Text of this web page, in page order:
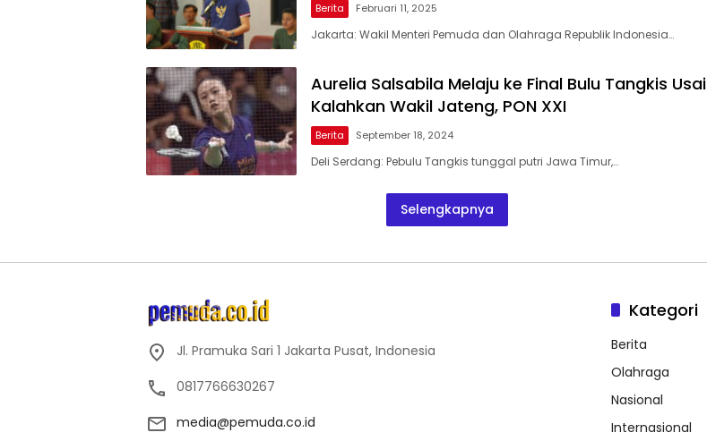
Berita Februari 11, 2025
Jakarta: Wakil Menteri Pemuda dan Olahraga Republik Indonesia…
Aurelia Salsabila Melaju ke Final Bulu Tangkis Usai
Kalahkan Wakil Jateng, PON XXI
Berita September 18, 2024
Deli Serdang: Pebulu Tangkis tunggal putri Jawa Timur,…
Selengkapnya
Jl. Pramuka Sari 1 Jakarta Pusat, Indonesia
0817766630267
media@pemuda.co.id
Kategori
Berita
Olahraga
Nasional
Internasional